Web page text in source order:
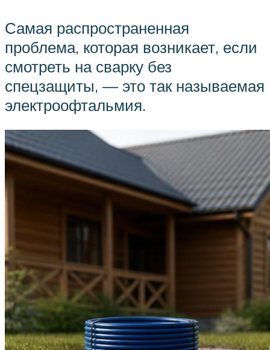
Самая распространенная
проблема, которая возникает, если
смотреть на сварку без
спецзащиты, — это так называемая
электроофтальмия.